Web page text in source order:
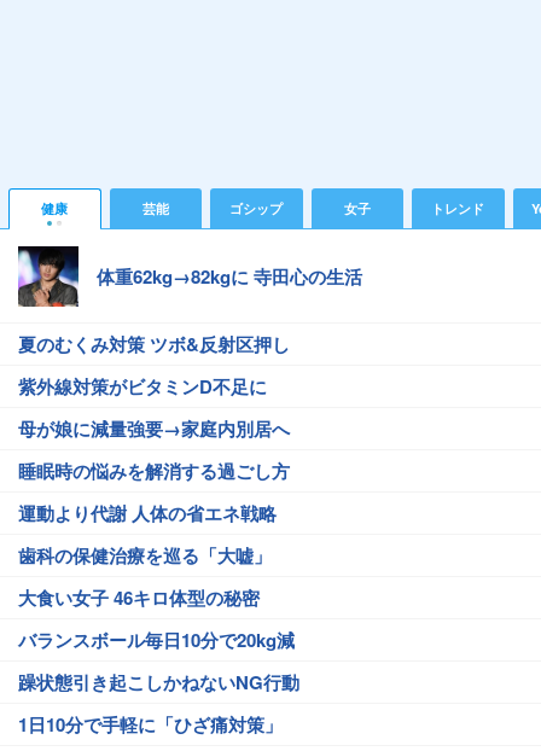
健康 芸能 ゴシップ 女子 トレンド
体重62kg→82kgに 寺田心の生活
夏のむくみ対策 ツボ&反射区押し
紫外線対策がビタミンD不足に
母が娘に減量強要→家庭内別居へ
睡眠時の悩みを解消する過ごし方
運動より代謝 人体の省エネ戦略
歯科の保健治療を巡る「大嘘」
大食い女子 46キロ体型の秘密
バランスボール毎日10分で20kg減
躁状態引き起こしかねないNG行動
1日10分で手軽に「ひざ痛対策」